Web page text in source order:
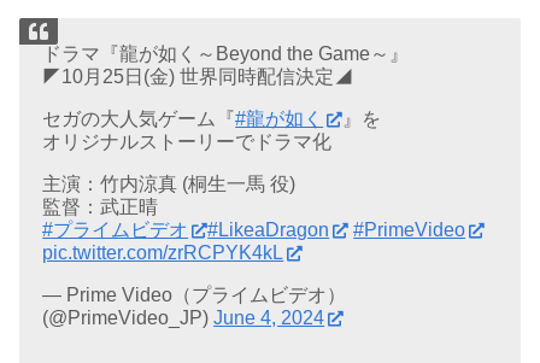
ドラマ『龍が如く～Beyond the Game～』
◤10月25日(金) 世界同時配信決定◢
セガの大人気ゲーム『#龍が如く
』を
オリジナルストーリーでドラマ化
主演：竹内涼真 (桐生一馬 役)
監督：武正晴
#プライムビデオ
#LikeaDragon
#PrimeVideo
pic.twitter.com/zrRCPYK4kL
— Prime Video（プライムビデオ）
(@PrimeVideo_JP)June 4, 2024